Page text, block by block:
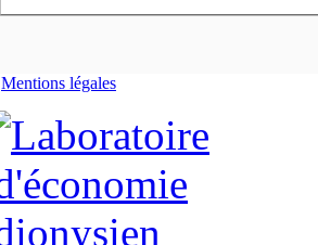
Mentions légales